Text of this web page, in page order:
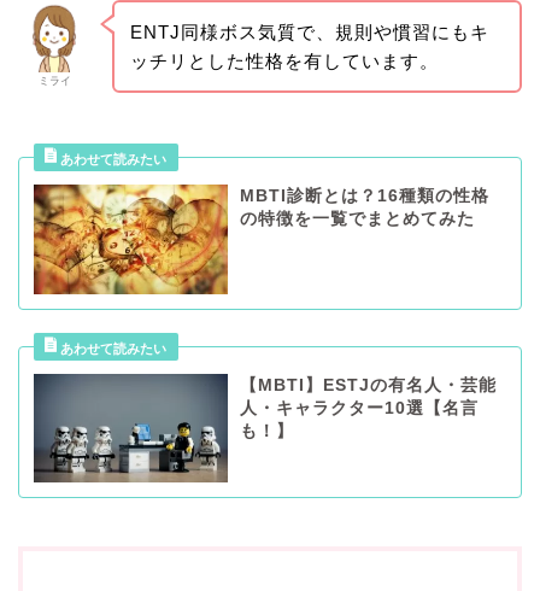
ミライ
ENTJ同様ボス気質で、規則や慣習にもキ
ッチリとした性格を有しています。
MBTI診断とは？16種類の性格
の特徴を一覧でまとめてみた
【MBTI】ESTJの有名人・芸能
人・キャラクター10選【名言
も！】